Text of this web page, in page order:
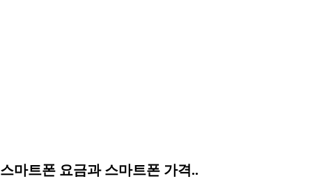
스마트폰 요금과 스마트폰 가격..